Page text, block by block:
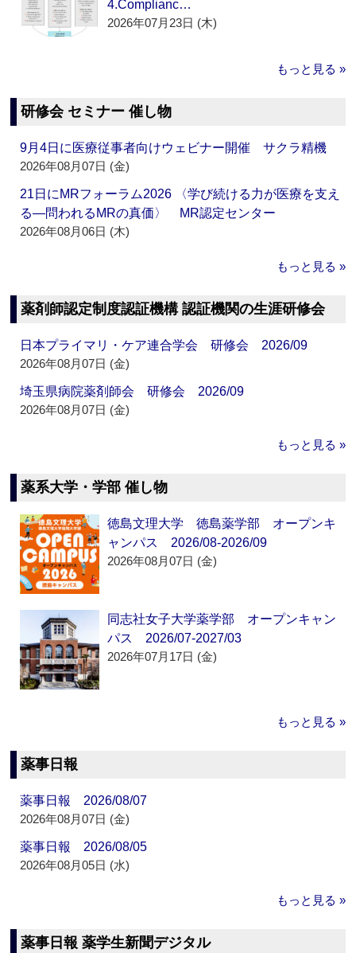
4.Complianc…
2026年07月23日 (木)
もっと見る »
研修会 セミナー 催し物
9月4日に医療従事者向けウェビナー開催 サクラ精機
2026年08月07日 (金)
21日にMRフォーラム2026 〈学び続ける力が医療を支え
る―問われるMRの真価〉 MR認定センター
2026年08月06日 (木)
もっと見る »
薬剤師認定制度認証機構 認証機関の生涯研修会
日本プライマリ・ケア連合学会 研修会 2026/09
2026年08月07日 (金)
埼玉県病院薬剤師会 研修会 2026/09
2026年08月07日 (金)
もっと見る »
薬系大学・学部 催し物
徳島文理大学 徳島薬学部 オープンキ
ャンパス 2026/08-2026/09
2026年08月07日 (金)
同志社女子大学薬学部 オープンキャン
パス 2026/07-2027/03
2026年07月17日 (金)
もっと見る »
薬事日報
薬事日報 2026/08/07
2026年08月07日 (金)
薬事日報 2026/08/05
2026年08月05日 (水)
もっと見る »
薬事日報 薬学生新聞デジタル